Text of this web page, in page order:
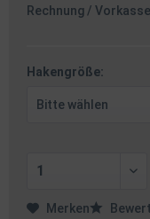
Rechnung /
Hakengröße:
Merken